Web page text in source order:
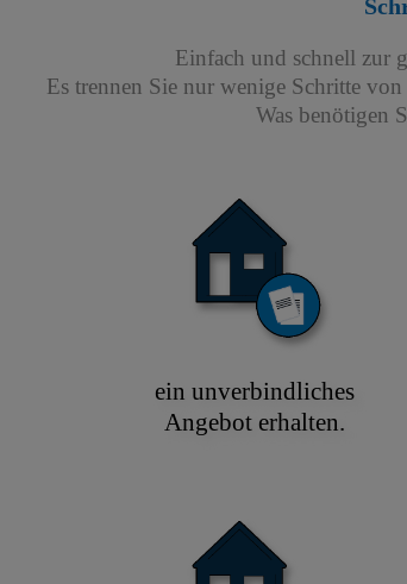
Einfach und schnell zur
Es trennen Sie nur wenige Schritte
Was benötigen
ein unverbindliches
Angebot erhalten.